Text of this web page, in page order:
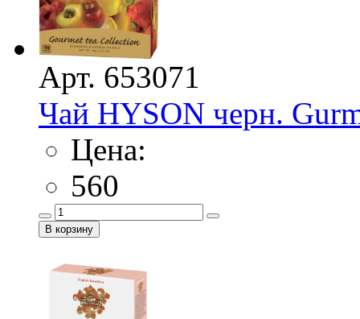
Арт. 653071
Чай HYSON черн.
Цена:
560